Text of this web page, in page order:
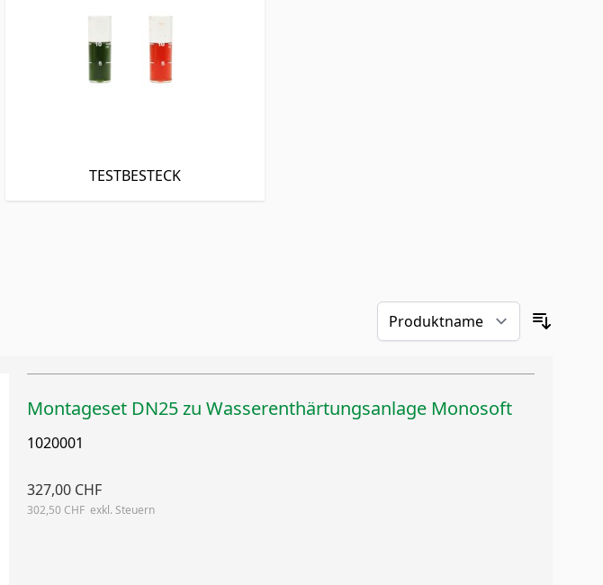
TESTBESTECK
Montageset DN25 zu Wasserenthärtungsanlage Monosoft
1020001
327,00 CHF
302,50 CHF